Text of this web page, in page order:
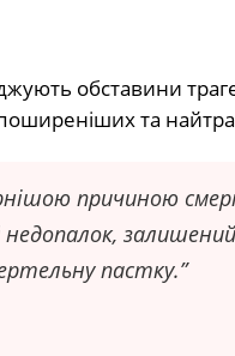
обставини
та
причиною
пастку.”